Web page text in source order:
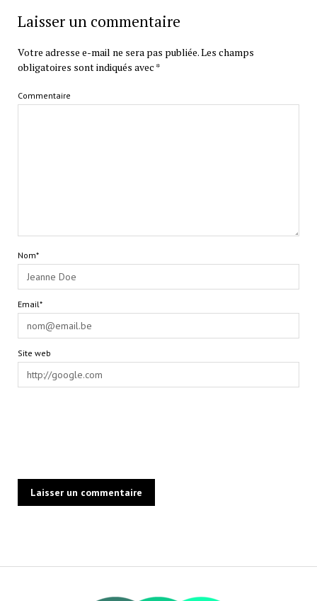
Laisser un commentaire
Votre adresse e-mail ne sera pas publiée.Les champs
obligatoires sont indiqués avec *
Commentaire
Nom*
Email*
Site web